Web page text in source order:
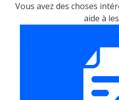
Vous avez des choses
aide à